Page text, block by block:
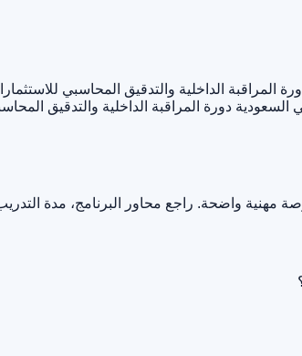
المراقبة الداخلية والتدقيق المحاسبي
السعودية دورة المراقبة الداخلية والتدقيق
مهنية واضحة. راجع محاور البرنامج، مدة